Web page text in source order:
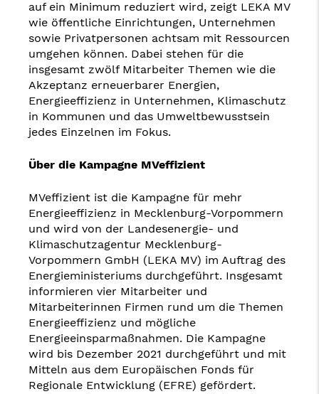
auf ein Minimum reduziert wird, zeigt LEKA MV
wie öffentliche Einrichtungen, Unternehmen
sowie Privatpersonen achtsam mit Ressourcen
umgehen können. Dabei stehen für die
insgesamt zwölf Mitarbeiter Themen wie die
Akzeptanz erneuerbarer Energien,
Energieeffizienz in Unternehmen, Klimaschutz
in Kommunen und das Umweltbewusstsein
jedes Einzelnen im Fokus.
Über die Kampagne MVeffizient
MVeffizient ist die Kampagne für mehr
Energieeffizienz in Mecklenburg-Vorpommern
und wird von der Landesenergie- und
Klimaschutzagentur Mecklenburg-
Vorpommern GmbH (LEKA MV) im Auftrag des
Energieministeriums durchgeführt. Insgesamt
informieren vier Mitarbeiter und
Mitarbeiterinnen Firmen rund um die Themen
Energieeffizienz und mögliche
Energieeinsparmaßnahmen. Die Kampagne
wird bis Dezember 2021 durchgeführt und mit
Mitteln aus dem Europäischen Fonds für
Regionale Entwicklung (EFRE) gefördert.